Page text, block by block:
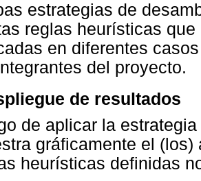
estrategias de
reglas heurísticas
en diferentes
del proyecto.
de resultados
de aplicar la
gráficamente el
heurísticas definidas